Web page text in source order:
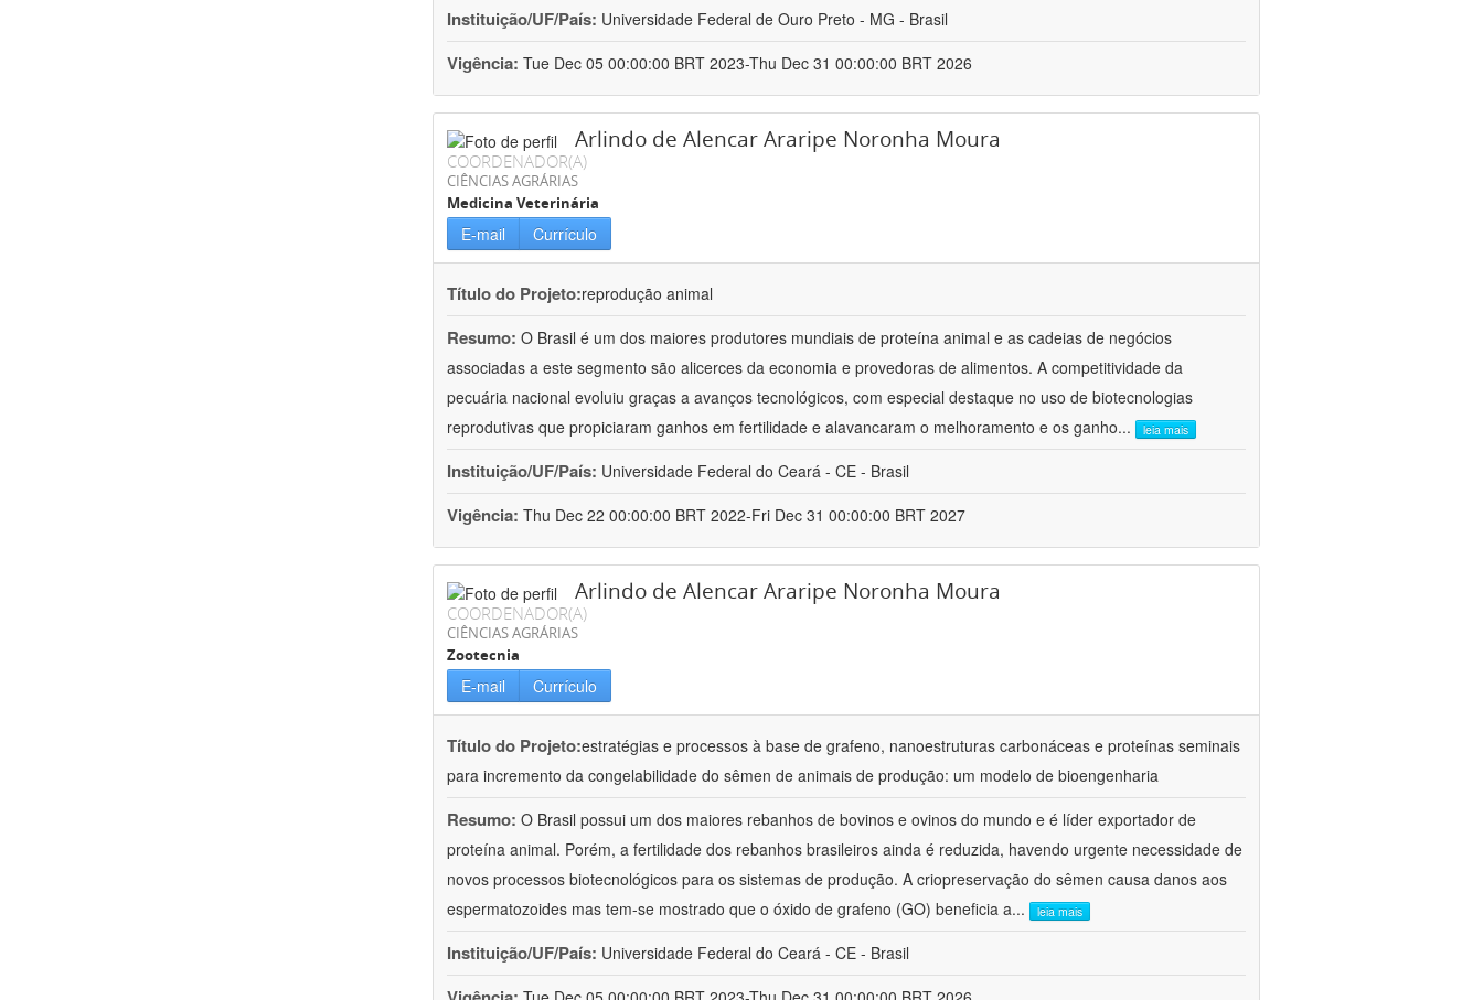
Instituição/UF/País: Universidade Federal de Ouro Preto - MG - Brasil
Vigência: Tue Dec 05 00:00:00 BRT 2023-Thu Dec 31 00:00:00 BRT 2026
Arlindo de Alencar Araripe Noronha Moura
COORDENADOR(A)
CIÊNCIAS AGRÁRIAS
Medicina Veterinária
E-mail Currículo
Título do Projeto:reprodução animal
Resumo: O Brasil é um dos maiores produtores mundiais de proteína animal e as cadeias de negócios
associadas a este segmento são alicerces da economia e provedoras de alimentos. A competitividade da
pecuária nacional evoluiu graças a avanços tecnológicos, com especial destaque no uso de biotecnologias
reprodutivas que propiciaram ganhos em fertilidade e alavancaram o melhoramento e os ganho... leia mais
Instituição/UF/País: Universidade Federal do Ceará - CE - Brasil
Vigência: Thu Dec 22 00:00:00 BRT 2022-Fri Dec 31 00:00:00 BRT 2027
Arlindo de Alencar Araripe Noronha Moura
COORDENADOR(A)
CIÊNCIAS AGRÁRIAS
Zootecnia
E-mail Currículo
Título do Projeto:estratégias e processos à base de grafeno, nanoestruturas carbonáceas e proteínas seminais
para incremento da congelabilidade do sêmen de animais de produção: um modelo de bioengenharia
Resumo: O Brasil possui um dos maiores rebanhos de bovinos e ovinos do mundo e é líder exportador de
proteína animal. Porém, a fertilidade dos rebanhos brasileiros ainda é reduzida, havendo urgente necessidade de
novos processos biotecnológicos para os sistemas de produção. A criopreservação do sêmen causa danos aos
espermatozoides mas tem-se mostrado que o óxido de grafeno (GO) beneficia a... leia mais
Instituição/UF/País: Universidade Federal do Ceará - CE - Brasil